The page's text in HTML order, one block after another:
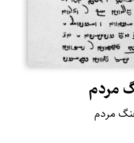
مردم
مردم